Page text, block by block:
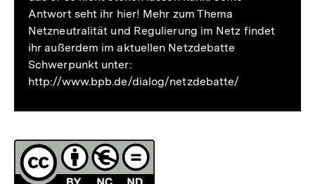
Antwort seht ihr hier! Mehr zum Thema
Netzneutralität und Regulierung im Netz findet
ihr außerdem im aktuellen Netzdebatte
Schwerpunkt unter:
http://www.bpb.de/dialog/netzdebatte/
Fussnoten
Lizenz